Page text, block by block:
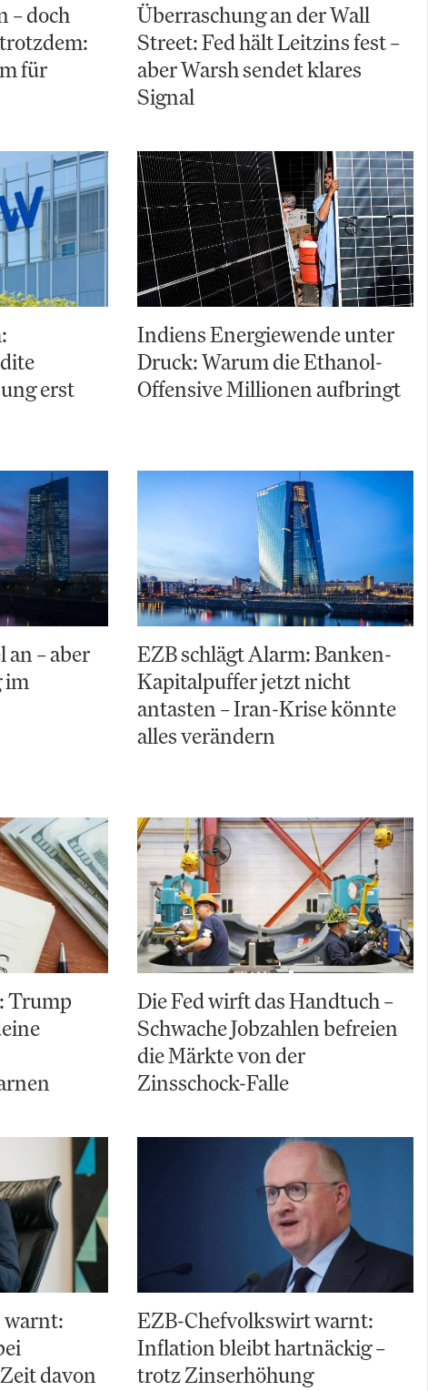
– doch
für
Überraschung an der Wall
Street: Fed hält Leitzins fest –
aber Warsh sendet klares
Signal
erst
Indiens Energiewende unter
Druck: Warum die Ethanol-
Offensive Millionen aufbringt
an – aber
im
EZB schlägt Alarm: Banken-
Kapitalpuffer jetzt nicht
antasten – Iran-Krise könnte
alles verändern
Trump
Die Fed wirft das Handtuch –
Schwache Jobzahlen befreien
die Märkte von der
Zinsschock-Falle
davon
EZB-Chefvolkswirt warnt:
Inflation bleibt hartnäckig –
trotz Zinserhöhung